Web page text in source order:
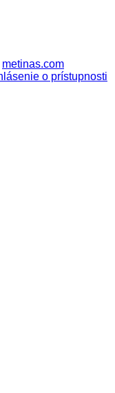
metinas.com
o prístupnosti